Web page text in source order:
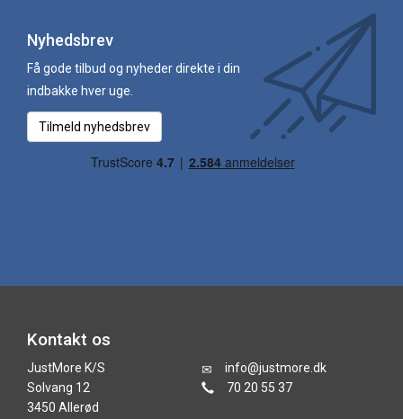
Nyhedsbrev
Få gode tilbud og nyheder direkte i din
indbakke hver uge.
Tilmeld nyhedsbrev
Kontakt os
JustMore K/S
Solvang 12
3450 Allerød
info@justmore.dk
70 20 55 37